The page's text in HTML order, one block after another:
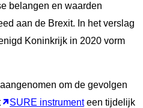
belangen en waarden
aan de Brexit. In het verslag
Koninkrijk in 2020 vorm
om de gevolgen
SURE instrument een tijdelijk